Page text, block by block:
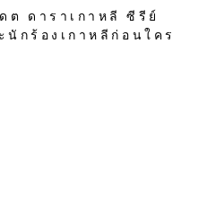
ต ดาราเกาหลี ซีรีย์
กร้องเกาหลีก่อนใคร